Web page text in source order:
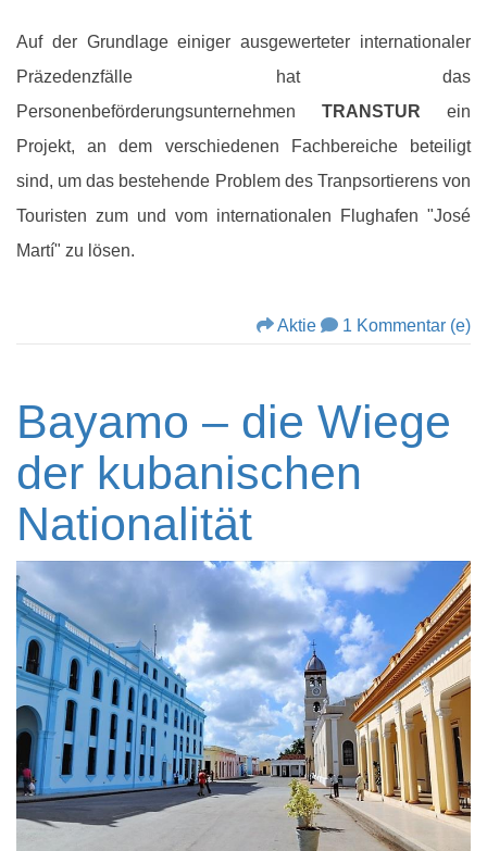
Auf der Grundlage einiger ausgewerteter internationaler
Präzedenzfälle hat das
Personenbeförderungsunternehmen TRANSTUR ein
Projekt, an dem verschiedenen Fachbereiche beteiligt
sind, um das bestehende Problem des Tranpsortierens von
Touristen zum und vom internationalen Flughafen "José
Martí" zu lösen.
Aktie 1 Kommentar (e)
Bayamo – die Wiege
der kubanischen
Nationalität